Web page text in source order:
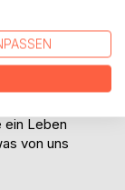
aus den
letzten Wege
ein Leben
von uns